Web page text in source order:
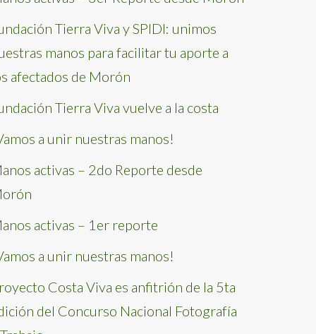
Tierra Viva y SPIDI: unimos
manos para facilitar tu aporte a
afectados de Morón
Tierra Viva vuelve a la costa
a unir nuestras manos!
activas – 2do Reporte desde
activas – 1er reporte
a unir nuestras manos!
Costa Viva es anfitrión de la 5ta
del Concurso Nacional Fotografía